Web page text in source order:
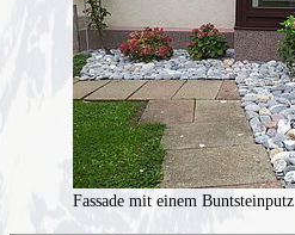
Fassade mit einem Buntsteinputz